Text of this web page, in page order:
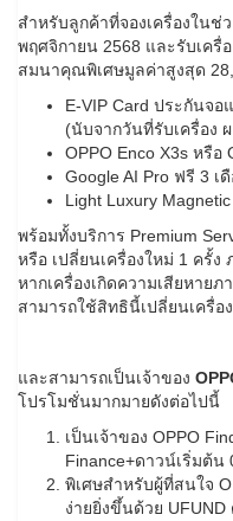
สำหรับลูกค้าที่จองเครื่องในช่
พฤศจิกายน 2568 และรับเครื่
สมนาคุณพิเศษมูลค่าสูงสุด
E-VIP Card ประกันจอ
(นับจากวันที่รับเครื่อง
OPPO Enco X3s หรือ
Google AI Pro ฟรี 3 เ
Light Luxury
พร้อมทั้งบริการ Premium
หรือ เปลี่ยนเครื่องใหม่ 1 ครั้
หากเครื่องเกิดความเสียหาย
สามารถใช้สิทธินี้เปลี่ยนเครื่อ
และสามารถเป็นเจ้าของ
โปรโมชั่นมากมายดังต่อไปนี้
เป็นเจ้าของ OPPO
Finance+ดาวน์เริ่มต้น
พิเศษสำหรับผู้ที่สนใจ
ง่ายยิ่งขึ้นด้วย